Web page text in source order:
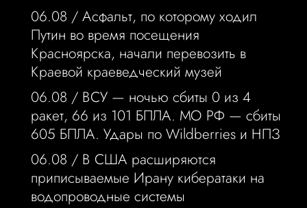
06.08 / Асфальт, по которому ходил
Путин во время посещения
Красноярска, начали перевозить в
Краевой краеведческий музей
06.08 / ВСУ — ночью сбиты 0 из 4
ракет, 66 из 101 БПЛА. МО РФ — сбиты
605 БПЛА. Удары по Wildberries и НПЗ
06.08 / В США расширяются
приписываемые Ирану кибератаки на
водопроводные системы